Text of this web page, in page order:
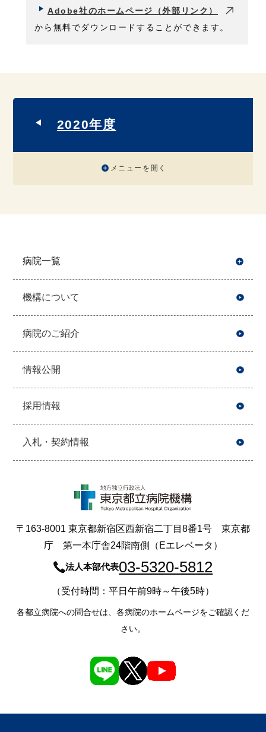
Adobe社のホームページ（外部リンク）
から無料でダウンロードすることができます。
2020年度
メニューを開く
病院一覧
機構について
病院のご紹介
情報公開
採用情報
入札・契約情報
〒163-8001 東京都新宿区西新宿二丁目8番1号 東京都
庁 第一本庁舎24階南側（Eエレベータ）
法人本部代表03-5320-5812
（受付時間：平日午前9時～午後5時）
各都立病院への問合せは、各病院のホームページをご確認くだ
さい。